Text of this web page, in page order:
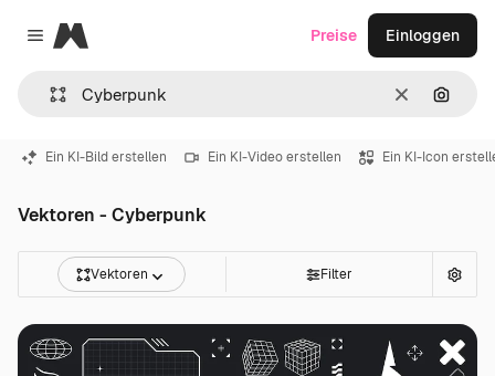
Close menu
Magnific
LöschenNach
Preise Einloggen
Ein KI-Bild erstellen Ein KI-Video erstellen Ein KI-Icon
Vektoren - Cyberpunk
Vektoren Filter